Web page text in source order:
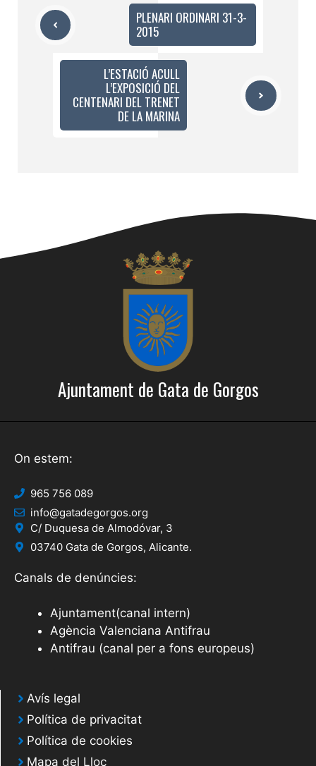
PLENARI ORDINARI 31-3-
2015
L’ESTACIÓ ACULL
L’EXPOSICIÓ DEL
CENTENARI DEL TRENET
DE LA MARINA
Ajuntament de Gata de Gorgos
On estem:
965 756 089
info@gatadegorgos.org
C/ Duquesa de Almodóvar, 3
03740 Gata de Gorgos, Alicante.
Canals de denúncies:
Ajuntament(canal intern)
Agència Valenciana Antifrau
Antifrau (canal per a fons europeus)
Avís legal
Política de privacitat
Política de cookies
Mapa del Lloc